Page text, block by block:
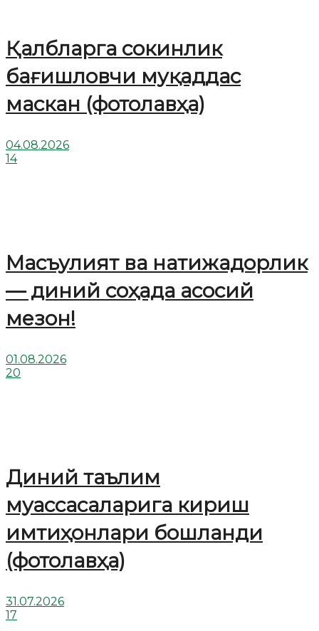
Қалбларга сокинлик
бағишловчи муқаддас
маскан (фотолавҳа)
04.08.2026
14
Масъулият ва натижадорлик
— диний соҳада асосий
мезон!
01.08.2026
20
Диний таълим
муассасаларига кириш
имтиҳонлари бошланди
(фотолавҳа)
31.07.2026
17